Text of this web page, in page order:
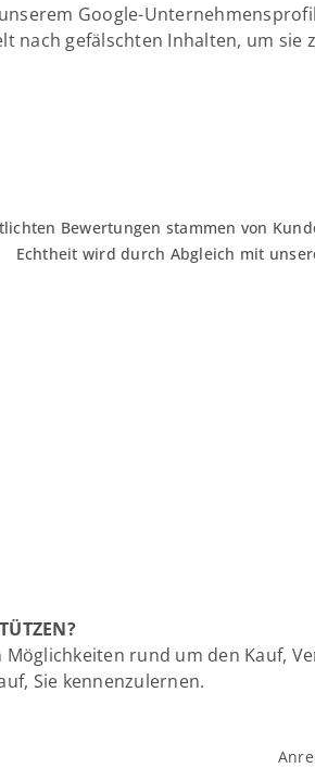
Google-
nach gefälschten Inhalten, um sie
Bewertungen stammen von
Echtheit wird durch Abgleich mit
rund um den Kauf,
Sie kennenzulernen.